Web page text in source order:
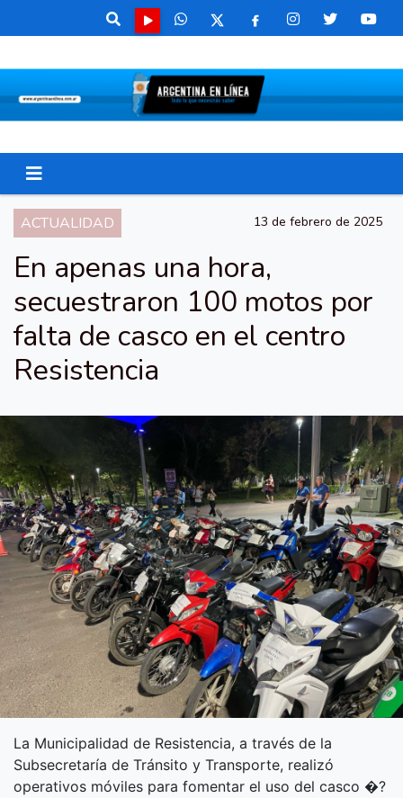
ACTUALIDAD 13 de febrero de 2025
En apenas una hora,
secuestraron 100 motos por
falta de casco en el centro
Resistencia
La Municipalidad de Resistencia, a través de la
Subsecretaría de Tránsito y Transporte, realizó
operativos móviles para fomentar el uso del casco �?